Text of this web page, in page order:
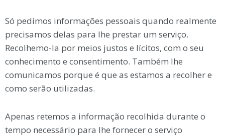
Só pedimos informações pessoais quando realmente
precisamos delas para lhe prestar um serviço.
Recolhemo-la por meios justos e lícitos, com o seu
conhecimento e consentimento. Também lhe
comunicamos porque é que as estamos a recolher e
como serão utilizadas.
Apenas retemos a informação recolhida durante o
tempo necessário para lhe fornecer o serviço